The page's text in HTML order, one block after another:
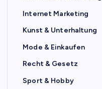
Internet Marketing
Kunst & Unterhaltung
Mode & Einkaufen
Recht & Gesetz
Sport & Hobby